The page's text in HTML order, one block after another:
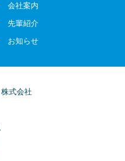
会社案内
先輩紹介
お知らせ